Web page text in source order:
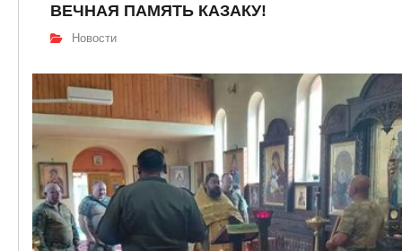
ВЕЧНАЯ ПАМЯТЬ КАЗАКУ!
Новости